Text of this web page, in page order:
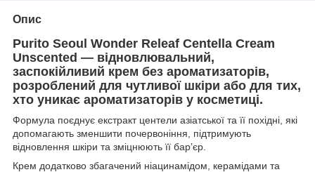
Опис
Purito Seoul Wonder Releaf Centella Cream
Unscented — відновлювальний,
заспокійливий крем без ароматизаторів,
розроблений для чутливої шкіри або для тих,
хто уникає ароматизаторів у косметиці.
Формула поєднує екстракт центели азіатської та її похідні, які
допомагають зменшити почервоніння, підтримують
відновлення шкіри та зміцнюють її бар’єр.
Крем додатково збагачений ніацинамідом, керамідами та